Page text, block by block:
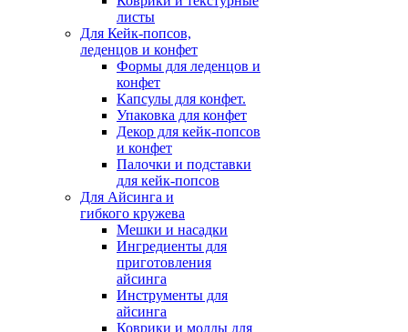
листы
Для Кейк-попсов,
леденцов и конфет
Формы для леденцов и
конфет
Капсулы для конфет.
Упаковка для конфет
Декор для кейк-попсов
и конфет
Палочки и подставки
для кейк-попсов
Для Айсинга и
гибкого кружева
Мешки и насадки
Ингредиенты для
приготовления
айсинга
Инструменты для
айсинга
Коврики и молды для